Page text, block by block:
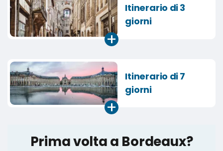
Itinerario di 3
giorni
+
Itinerario di 7
giorni
+
Prima volta a Bordeaux?